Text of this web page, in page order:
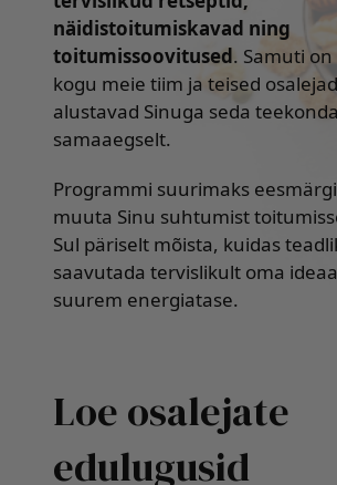
näidistoitumiskavad ning
toitumissoovitused. Samuti
kogu meie tiim ja teised
alustavad Sinuga seda teekonda
samaaegselt.
Programmi suurimaks
muuta Sinu suhtumist
Sul päriselt mõista, kuidas
saavutada tervislikult oma
suurem energiatase.
Loe osalejate
edulugusid